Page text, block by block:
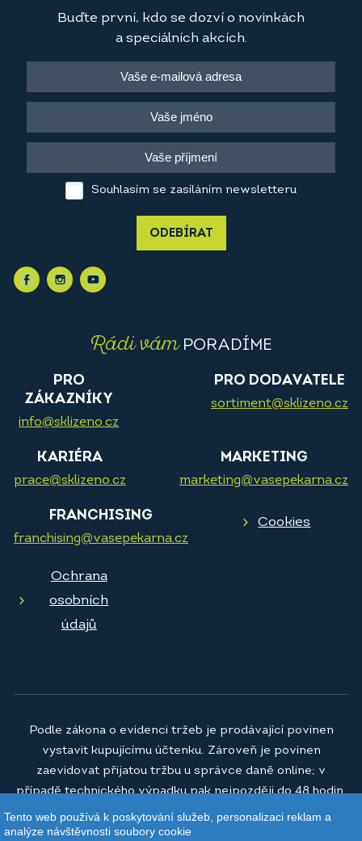
Buďte první, kdo se dozví o novinkách
a speciálních akcích.
Souhlasím se zasíláním newsletteru
ODEBÍRAT
Rádi vámPORADÍME
PRO
ZÁKAZNÍKY
info@sklizeno.cz
PRO DODAVATELE
sortiment@sklizeno.cz
KARIÉRA
prace@sklizeno.cz
MARKETING
marketing@vasepekarna.cz
FRANCHISING
franchising@vasepekarna.cz
Cookies
Ochrana
osobních
údajů
© 2026Vaše pekárna a.s.
Podle zákona o evidenci tržeb je prodávající povinen
vystavit kupujícímu účtenku. Zároveň je povinen
zaevidovat přijatou tržbu u správce daně online; v
případě technického výpadku pak nejpozději do 48 hodin.
Tento web používá k poskytování služeb, personalizaci reklam a
analýze návštěvnosti soubory cookie